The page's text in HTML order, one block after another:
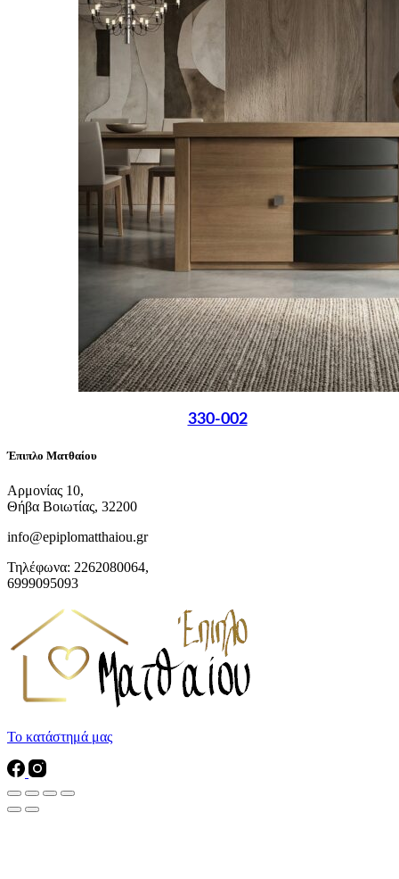
330-002
Έπιπλο Ματθαίου
Αρμονίας 10,
Θήβα Βοιωτίας, 32200
info@epiplomatthaiou.gr
Τηλέφωνα: 2262080064,
6999095093
Το κατάστημά μας